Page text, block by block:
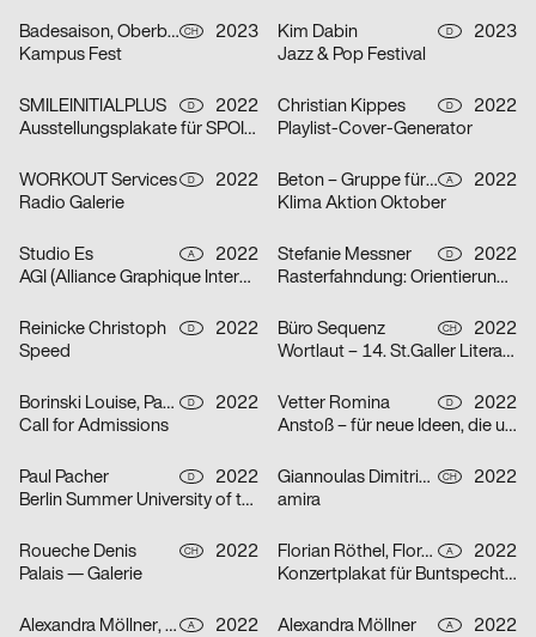
Badesaison, Oberberger Moriz CH
2023
Kampus Fest
Kim Dabin D
2023
Jazz & Pop Festival
SMILEINITIALPLUS D
2022
Ausstellungsplakate für SPOILER Aktionsraum in Berlin
Christian Kippes D
2022
Playlist-Cover-Generator
WORKOUT Services D
2022
Radio Galerie
Beton – Gruppe für Gestaltung A
2022
Klima Aktion Oktober
Studio Es A
2022
AGI (Alliance Graphique Internationale)
Stefanie Messner D
2022
Rasterfahndung: Orientierung & Chaos
Reinicke Christoph D
2022
Speed
Büro Sequenz CH
2022
Wortlaut – 14. St.Galler Literaturfestival
Borinski Louise, Paula Buškevica D
2022
Call for Admissions
Vetter Romina D
2022
Anstoß – für neue Ideen, die unsere Stadt verändern
Paul Pacher D
2022
Berlin Summer University of the Arts 2023
Giannoulas Dimitris, Dhillon Amrit CH
2022
amira
Roueche Denis CH
2022
Palais — Galerie
Florian Röthel, Florentin Scheicher A
2022
Konzertplakat für Buntspecht, Arena Wien
Alexandra Möllner, Sophia Krayc A
2022
Alexandra Möllner A
2022